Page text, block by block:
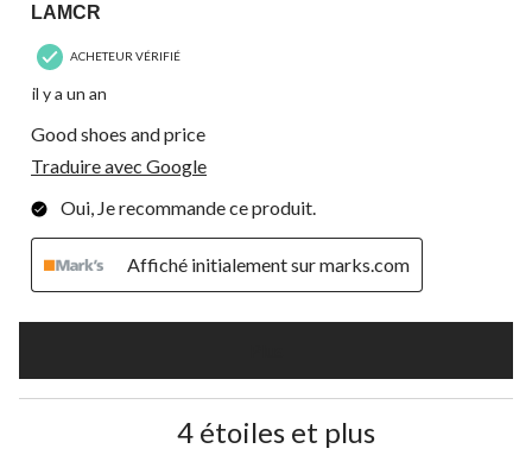
LAMCR
ACHETEUR VÉRIFIÉ
il y a un an
Good shoes and price
Traduire avec Google
Oui, Je recommande ce produit.
Affiché initialement sur marks.com
4 étoiles et plus